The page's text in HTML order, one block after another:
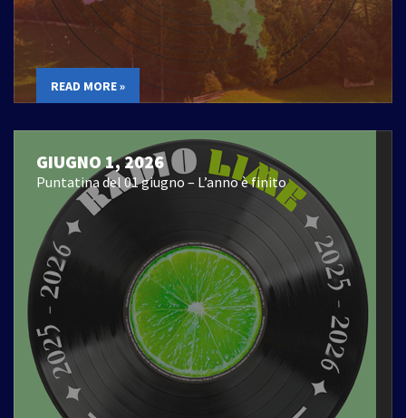
READ MORE »
GIUGNO 1, 2026
Puntatina del 01 giugno – L’anno è finito